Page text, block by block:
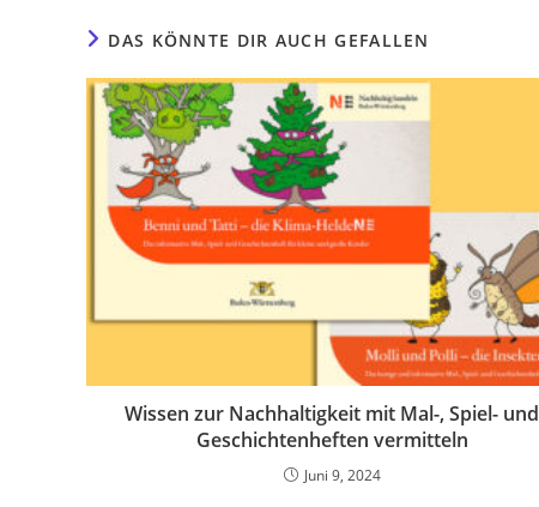
DAS KÖNNTE DIR AUCH GEFALLEN
Wissen zur Nachhaltigkeit mit Mal-, Spiel- und
Geschichtenheften vermitteln
Juni 9, 2024